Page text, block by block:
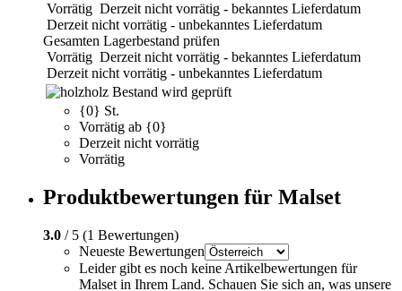
Vorrätig Derzeit nicht vorrätig - bekanntes Lieferdatum
Derzeit nicht vorrätig - unbekanntes Lieferdatum
Gesamten Lagerbestand prüfen
Vorrätig Derzeit nicht vorrätig - bekanntes Lieferdatum
Derzeit nicht vorrätig - unbekanntes Lieferdatum
holz Bestand wird geprüft
{0} St.
Vorrätig ab {0}
Derzeit nicht vorrätig
Vorrätig
Produktbewertungen für Malset
3.0 / 5 (1 Bewertungen)
Neueste Bewertungen
Leider gibt es noch keine Artikelbewertungen für
Malset in Ihrem Land. Schauen Sie sich an, was unsere